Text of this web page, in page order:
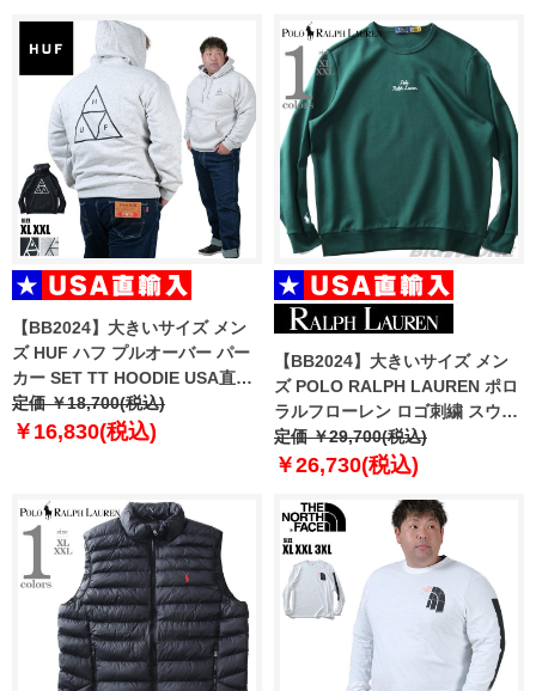
【BB2024】大きいサイズ メン
ズ HUF ハフ プルオーバー パー
カー SET TT HOODIE USA直輸
入 pf00572
定価 ￥18,700(税込)
￥16,830(税込)
【BB2024】大きいサイズ メン
ズ POLO RALPH LAUREN ポロ
ラルフローレン ロゴ刺繍 スウェ
ット トレーナー USA直輸入
710941833-009
定価 ￥29,700(税込)
￥26,730(税込)